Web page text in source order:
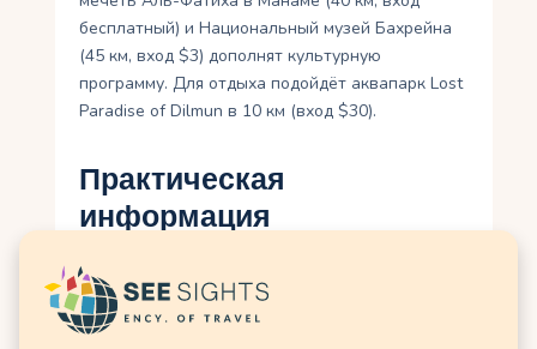
бесплатный) и Национальный музей Бахрейна
(45 км, вход $3) дополнят культурную
программу. Для отдыха подойдёт аквапарк Lost
Paradise of Dilmun в 10 км (вход $30).
Практическая
информация
Сахире, в 30 км от Манамы и 40 км от
аэропорта Бахрейна. Такси из